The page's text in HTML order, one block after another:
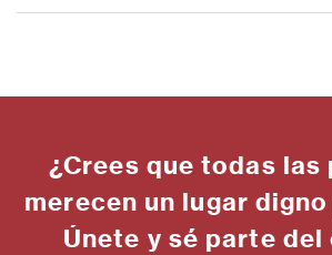
¿Crees que todas las
merecen un lugar
Únete y sé parte del